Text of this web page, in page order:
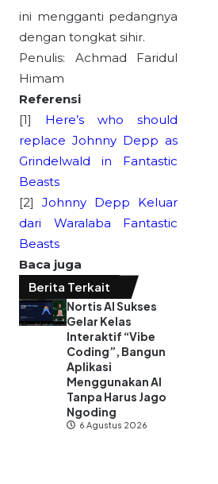
ini mengganti pedangnya
dengan tongkat sihir.
Penulis: Achmad Faridul
Himam
Referensi
[1] Here’s who should
replace Johnny Depp as
Grindelwald in Fantastic
Beasts
[2] Johnny Depp Keluar
dari Waralaba Fantastic
Beasts
Baca juga
Berita Terkait
Nortis AI Sukses
Gelar Kelas
Interaktif “Vibe
Coding”, Bangun
Aplikasi
Menggunakan AI
Tanpa Harus Jago
Ngoding
6 Agustus 2026